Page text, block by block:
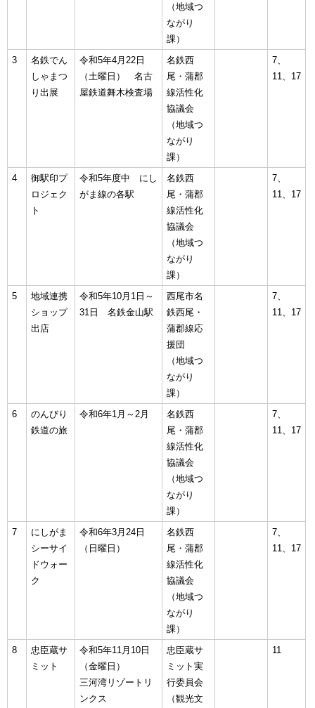
（地域つ
ながり
課）
3
名鉄でん
しゃまつ
り出展
令和5年4月22日
（土曜日） 名古
屋鉄道舞木検査場
名鉄西
尾・蒲郡
線活性化
協議会
（地域つ
ながり
課）
7、
11、17
4
御駅印プ
ロジェク
ト
令和5年度中 にし
がま線の各駅
名鉄西
尾・蒲郡
線活性化
協議会
（地域つ
ながり
課）
7、
11、17
5
地域連携
ショップ
出店
令和5年10月1日～
31日 名鉄金山駅
西尾市名
鉄西尾・
蒲郡線応
援団
（地域つ
ながり
課）
7、
11、17
6
のんびり
鉄道の旅
令和6年1月～2月
名鉄西
尾・蒲郡
線活性化
協議会
（地域つ
ながり
課）
7、
11、17
7
にしがま
シーサイ
ドウォー
ク
令和6年3月24日
（日曜日）
名鉄西
尾・蒲郡
線活性化
協議会
（地域つ
ながり
課）
7、
11、17
8
忠臣蔵サ
ミット
令和5年11月10日
（金曜日）
三河湾リゾートリ
ンクス
忠臣蔵サ
ミット実
行委員会
（観光文
11